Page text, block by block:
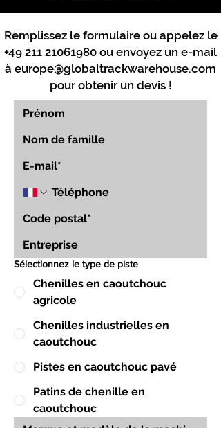
Remplissez le formulaire ou appelez le
+49 211 21061980 ou envoyez un e-mail
à europe@globaltrackwarehouse.com
pour obtenir un devis !
Sélectionnez le type de piste
Chenilles en caoutchouc
agricole
Chenilles industrielles en
caoutchouc
Pistes en caoutchouc pavé
Patins de chenille en
caoutchouc